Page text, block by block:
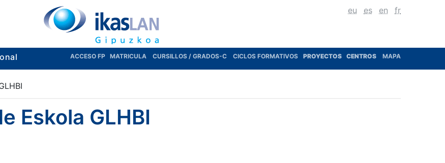
eu es en fr
ACCESO FP MATRICULA CURSILLOS / GRADOS-C CICLOS FORMATIVOS PROYECTOS CENTROS MAPA
Eskola GLHBI